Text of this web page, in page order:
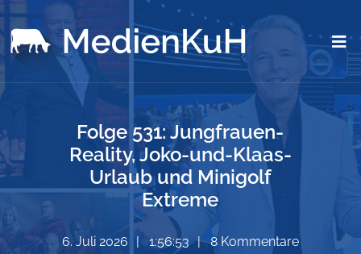
Folge 531: Jungfrauen-
Reality, Joko-und-Klaas-
Urlaub und Minigolf
Extreme
6. Juli 2026 1:56:53 8 Kommentare